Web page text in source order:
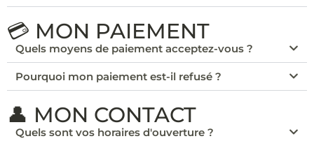
💳 MON PAIEMENT
Quels moyens de paiement acceptez-vous ?
Pourquoi mon paiement est-il refusé ?
👤 MON CONTACT
Quels sont vos horaires d'ouverture ?